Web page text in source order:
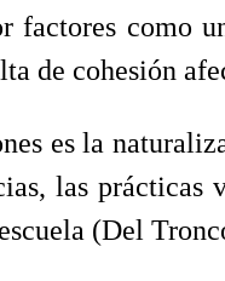
factores como
de cohesión
es la
las
(Del